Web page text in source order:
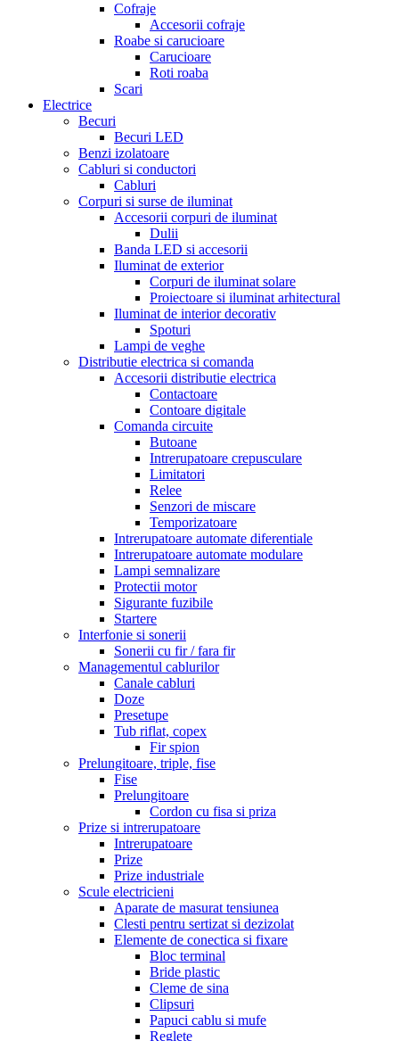
Cofraje
Accesorii cofraje
Roabe si carucioare
Carucioare
Roti roaba
Scari
Electrice
Becuri
Becuri LED
Benzi izolatoare
Cabluri si conductori
Cabluri
Corpuri si surse de iluminat
Accesorii corpuri de iluminat
Dulii
Banda LED si accesorii
Iluminat de exterior
Corpuri de iluminat solare
Proiectoare si iluminat arhitectural
Iluminat de interior decorativ
Spoturi
Lampi de veghe
Distributie electrica si comanda
Accesorii distributie electrica
Contactoare
Contoare digitale
Comanda circuite
Butoane
Intrerupatoare crepusculare
Limitatori
Relee
Senzori de miscare
Temporizatoare
Intrerupatoare automate diferentiale
Intrerupatoare automate modulare
Lampi semnalizare
Protectii motor
Sigurante fuzibile
Startere
Interfonie si sonerii
Sonerii cu fir / fara fir
Managementul cablurilor
Canale cabluri
Doze
Presetupe
Tub riflat, copex
Fir spion
Prelungitoare, triple, fise
Fise
Prelungitoare
Cordon cu fisa si priza
Prize si intrerupatoare
Intrerupatoare
Prize
Prize industriale
Scule electricieni
Aparate de masurat tensiunea
Clesti pentru sertizat si dezizolat
Elemente de conectica si fixare
Bloc terminal
Bride plastic
Cleme de sina
Clipsuri
Papuci cablu si mufe
Reglete